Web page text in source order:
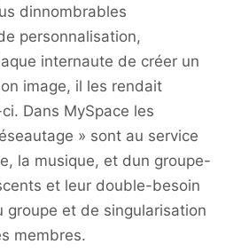
dinnombrables
personnalisation,
internaute de créer un
image, il les rendait
Dans MySpace les
» sont au service
la musique, et dun groupe-
et leur double-besoin
groupe et de singularisation
membres.